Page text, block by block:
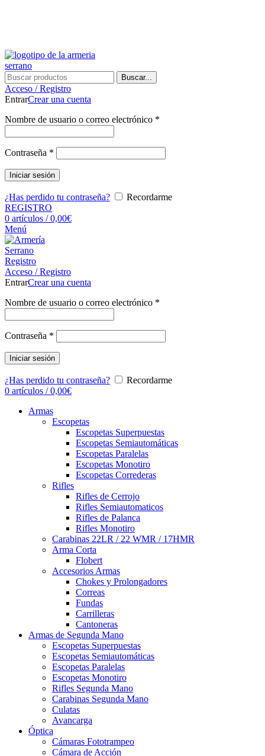
Buscar...
Acceso / Registro
EntrarCrear una cuenta
Nombre de usuario o correo electrónico *
Contraseña *
Iniciar sesión
¿Has perdido tu contraseña?
Recordarme
REGISTRO
0 artículos / 0,00€
Menú
Registro
Acceso / Registro
EntrarCrear una cuenta
Nombre de usuario o correo electrónico *
Contraseña *
Iniciar sesión
¿Has perdido tu contraseña?
Recordarme
0 artículos / 0,00€
Armas
Escopetas
Escopetas Superpuestas
Escopetas Semiautomáticas
Escopetas Paralelas
Escopetas Monotiro
Escopetas Correderas
Rifles
Rifles de Cerrojo
Rifles Semiautomaticos
Rifles de Palanca
Rifles Monotiro
Carabinas 22LR / 22 WMR / 17HMR
Arma Corta
Flobert
Accesorios Armas
Chokes y Prolongadores
Correas
Fundas
Carrilleras
Cantoneras
Armas de Segunda Mano
Escopetas Superpuestas
Escopetas Semiautomáticas
Escopetas Paralelas
Escopetas Monotiro
Rifles Segunda Mano
Carabinas Segunda Mano
Culatas
Avancarga
Óptica
Cámaras Fototrampeo
Cámara de Acción